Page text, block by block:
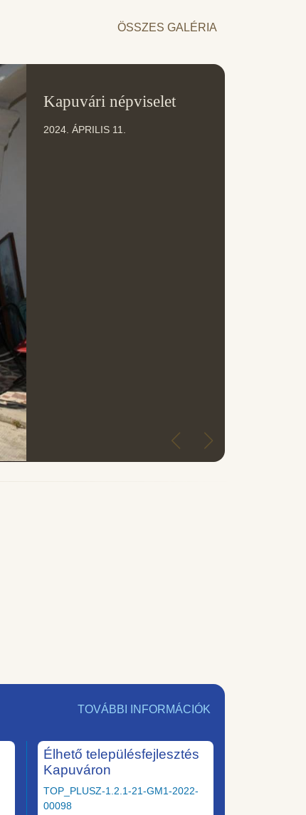
ÖSSZES GALÉRIA
Kapuvári népviselet
2024. ÁPRILIS 11.
TOVÁBBI INFORMÁCIÓK
Élhető településfejlesztés
Kapuváron
TOP_PLUSZ-1.2.1-21-GM1-2022-
00098